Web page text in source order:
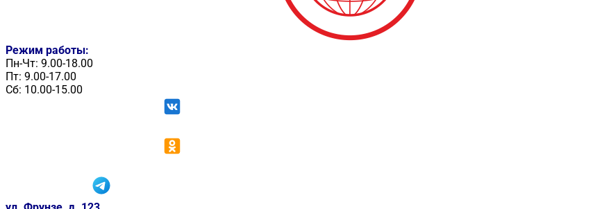
Режим работы:
Пн-Чт: 9.00-18.00
Пт: 9.00-17.00
Сб: 10.00-15.00